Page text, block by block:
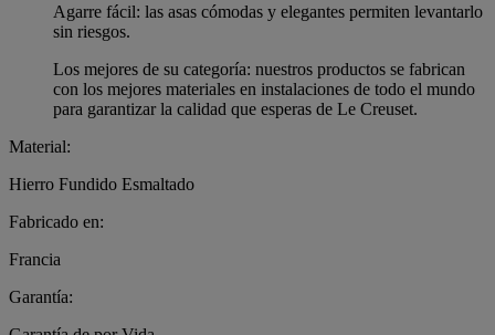
Agarre fácil: las asas cómodas y elegantes permiten levantarlo
sin riesgos.
Los mejores de su categoría: nuestros productos se fabrican
con los mejores materiales en instalaciones de todo el mundo
para garantizar la calidad que esperas de Le Creuset.
Material:
Hierro Fundido Esmaltado
Fabricado en:
Francia
Garantía: